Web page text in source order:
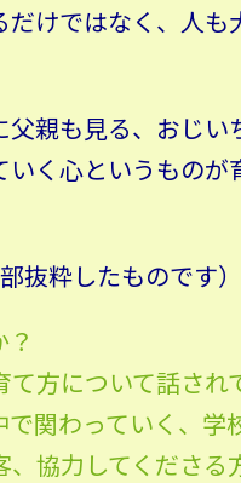
けではなく、人も
親も見る、おじい
く心というものが
抜粋したものです）
方について話され
関わっていく、学
協力してくださる